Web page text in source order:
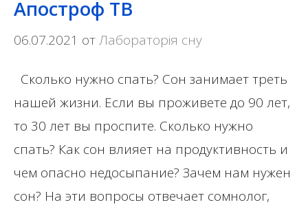
Апостроф ТВ
06.07.2021 отЛабораторія сну
Сколько нужно спать? Сон занимает треть
нашей жизни. Если вы проживете до 90 лет,
то 30 лет вы проспите. Сколько нужно
спать? Как сон влияет на продуктивность и
чем опасно недосыпание? Зачем нам нужен
сон? На эти вопросы отвечает сомнолог,